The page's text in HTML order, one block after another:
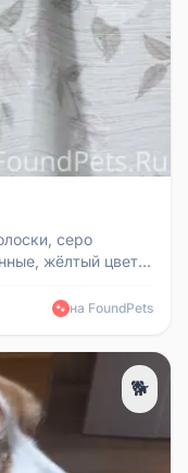
серо
жёлтый цвет
🐾 на FoundPets
🐕